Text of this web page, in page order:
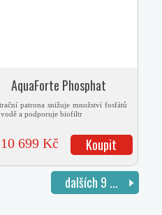
AquaForte Phosphat
patrona snižuje množství fosfátů
a podporuje biofiltr
10 699 Kč Koupit
dalších 9 ...